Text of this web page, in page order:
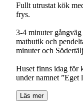
Fullt utrustat kök
frys.
3-4 minuter
matbutik och
minuter och
Huset finns idag för
under namnet ”Eget
Läs mer